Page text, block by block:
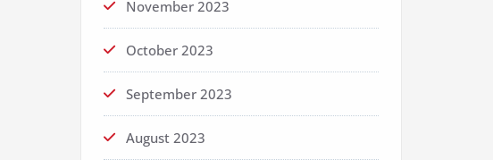
November 2023
October 2023
September 2023
August 2023